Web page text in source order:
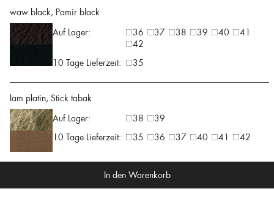
waw black, Pamir black
Auf Lager:
36 37 38 39 40
41
42
10 Tage Lieferzeit:
35
lam platin, Stick tabak
Auf Lager:
38
39
10 Tage Lieferzeit:
35 36 37 40 41 42
In den Warenkorb